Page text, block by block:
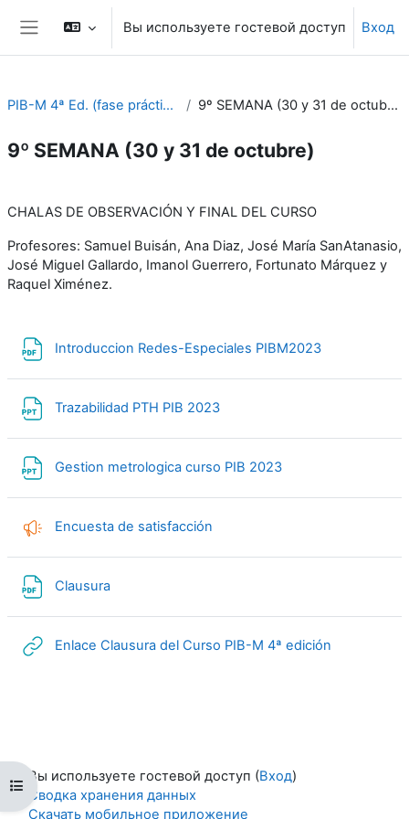
Перейти к основному содержанию
Боковая панель
Вы используете гостевой доступ Вход
Открыть оглавление курса
PIB-M 4ª Ed. (fase práctica) 9º SEMANA (30 y 31 de octubre)
9º SEMANA (30 y 31 de octubre)
CHALAS DE OBSERVACIÓN Y FINAL DEL CURSO
Profesores: Samuel Buisán, Ana Diaz, José María SanAtanasio,
José Miguel Gallardo, Imanol Guerrero, Fortunato Márquez y
Raquel Ximénez.
Introduccion Redes-Especiales PIBM2023
Trazabilidad PTH PIB 2023
Gestion metrologica curso PIB 2023
Encuesta de satisfacción
Clausura
Enlace Clausura del Curso PIB-M 4ª edición
Вы используете гостевой доступ (Вход)
Сводка хранения данных
Скачать мобильное приложение